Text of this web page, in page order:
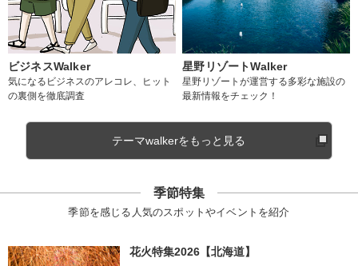
ビジネスWalker
気になるビジネスのアレコレ、ヒット
の裏側を徹底調査
星野リゾートWalker
星野リゾートが運営する多彩な施設の
最新情報をチェック！
テーマwalkerをもっと見る
季節特集
季節を感じる人気のスポットやイベントを紹介
花火特集2026【北海道】